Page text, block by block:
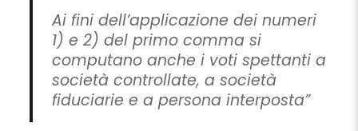
Ai fini dell’applicazione dei numeri
1) e 2) del primo comma si
computano anche i voti spettanti a
società controllate, a società
fiduciarie e a persona interposta”